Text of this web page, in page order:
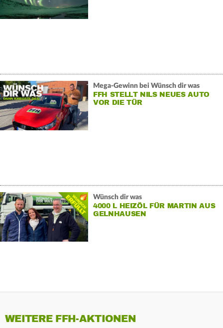
Mega-Gewinn bei Wünsch dir was
FFH STELLT NILS NEUES AUTO
VOR DIE TÜR
Wünsch dir was
4000 L HEIZÖL FÜR MARTIN AUS
GELNHAUSEN
WEITERE FFH-AKTIONEN